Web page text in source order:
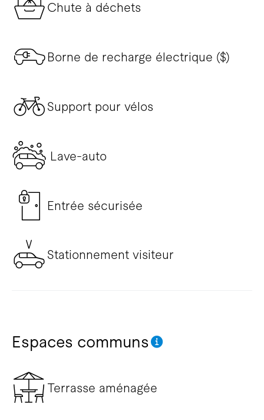
Chute à déchets
Borne de recharge électrique ($)
Support pour vélos
Lave-auto
Entrée sécurisée
Stationnement visiteur
Espaces communs
Terrasse aménagée